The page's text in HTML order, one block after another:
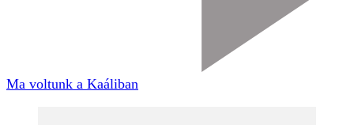
Ma voltunk a Kaáliban